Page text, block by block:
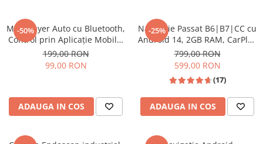
Navigatii Mitsubishi
Navigatii Volvo
Navigatii KIA
Navigatii Mazda
Navigatii Smart
Navigatii Chevrolet
-50%
MP3 Player Auto cu Bluetooth,
Control prin Aplicație Mobilă,
USB, AUX, FM Radio și Lumini
RGB – Model M11
199,00 RON
99,00 RON
ADAUGA IN COS
-25%
Navigatie Passat B6|B7|CC cu
Android 14, 2GB RAM, CarPlay
si Anroid Auto, Mirror Link,
Wi-fi, Youtube, Waze, ecran
HD 10.1 Inch
799,00 RON
599,00 RON
(17)
ADAUGA IN COS